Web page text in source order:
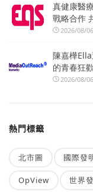
真健康醫
戰略合作
2026/08/06
陳嘉樺
的青春狂歡
2026/08/06
熱門標籤
北市圖 國際發
OpView 世界